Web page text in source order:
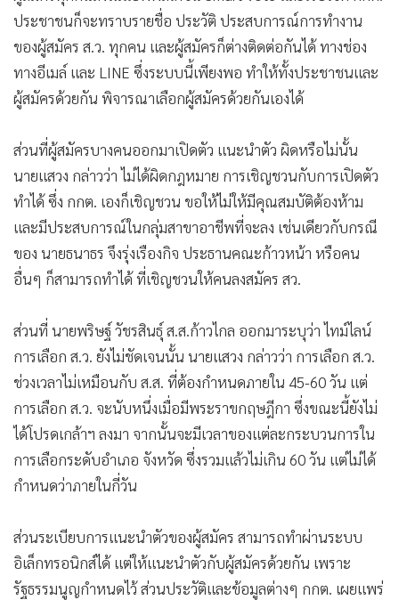
ประชาชนก็จะทราบรายชื่อ ประวัติ ประสบการณ์การทำงาน
ของผู้สมัคร ส.ว. ทุกคน และผู้สมัครก็ต่างติดต่อกันได้ ทางช่อง
ทางอีเมล์ และ LINE ซึ่งระบบนี้เพียงพอ ทำให้ทั้งประชาชนและ
ผู้สมัครด้วยกัน พิจารณาเลือกผู้สมัครด้วยกันเองได้
ส่วนที่ผู้สมัครบางคนออกมาเปิดตัว แนะนำตัว ผิดหรือไม่นั้น
นายแสวง กล่าวว่า ไม่ได้ผิดกฎหมาย การเชิญชวนกับการเปิดตัว
ทำได้ ซึ่ง กกต. เองก็เชิญชวน ขอให้ไม่ให้มีคุณสมบัติต้องห้าม
และมีประสบการณ์ในกลุ่มสาขาอาชีพที่จะลง เช่นเดียวกับกรณี
ของ นายธนาธร จึงรุ่งเรืองกิจ ประธานคณะก้าวหน้า หรือคน
อื่นๆ ก็สามารถทำได้ ที่เชิญชวนให้คนลงสมัคร สว.
ส่วนที่ นายพริษฐ์ วัชรสินธุ์ ส.ส.ก้าวไกล ออกมาระบุว่า ไทม์ไลน์
การเลือก ส.ว. ยังไม่ชัดเจนนั้น นายแสวง กล่าวว่า การเลือก ส.ว.
ช่วงเวลาไม่เหมือนกับ ส.ส. ที่ต้องกำหนดภายใน 45-60 วัน แต่
การเลือก ส.ว. จะนับหนึ่งเมื่อมีพระราขกฤษฎีกา ซึ่งขณะนี้ยังไม่
ได้โปรดเกล้าฯ ลงมา จากนั้นจะมีเวลาของแต่ละกระบวนการใน
การเลือกระดับอำเภอ จังหวัด ซึ่งรวมแล้วไม่เกิน 60 วัน แต่ไม่ได้
กำหนดว่าภายในกี่วัน
ส่วนระเบียบการแนะนำตัวของผู้สมัคร สามารถทำผ่านระบบ
อิเล็กทรอนิกส์ได้ แต่ให้แนะนำตัวกับผู้สมัครด้วยกัน เพราะ
รัฐธรรมนูญกำหนดไว้ ส่วนประวัติและข้อมูลต่างๆ กกต. เผยแพร่